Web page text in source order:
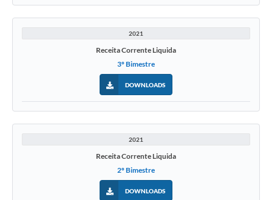
2021
Receita Corrente Liquida
3º Bimestre
DOWNLOADS
2021
Receita Corrente Liquida
2º Bimestre
DOWNLOADS